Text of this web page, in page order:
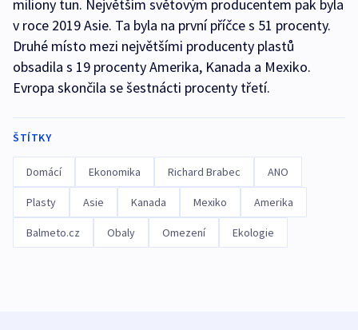
miliony tun. Největším světovým producentem pak byla
v roce 2019 Asie. Ta byla na první příčce s 51 procenty.
Druhé místo mezi největšími producenty plastů
obsadila s 19 procenty Amerika, Kanada a Mexiko.
Evropa skončila se šestnácti procenty třetí.
ŠTÍTKY
Domácí Ekonomika Richard Brabec ANO
Plasty Asie Kanada Mexiko Amerika
Balmeto.cz Obaly Omezení Ekologie